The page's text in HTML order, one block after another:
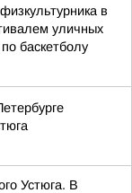
в
уличных
баскетболу
Устюга. В